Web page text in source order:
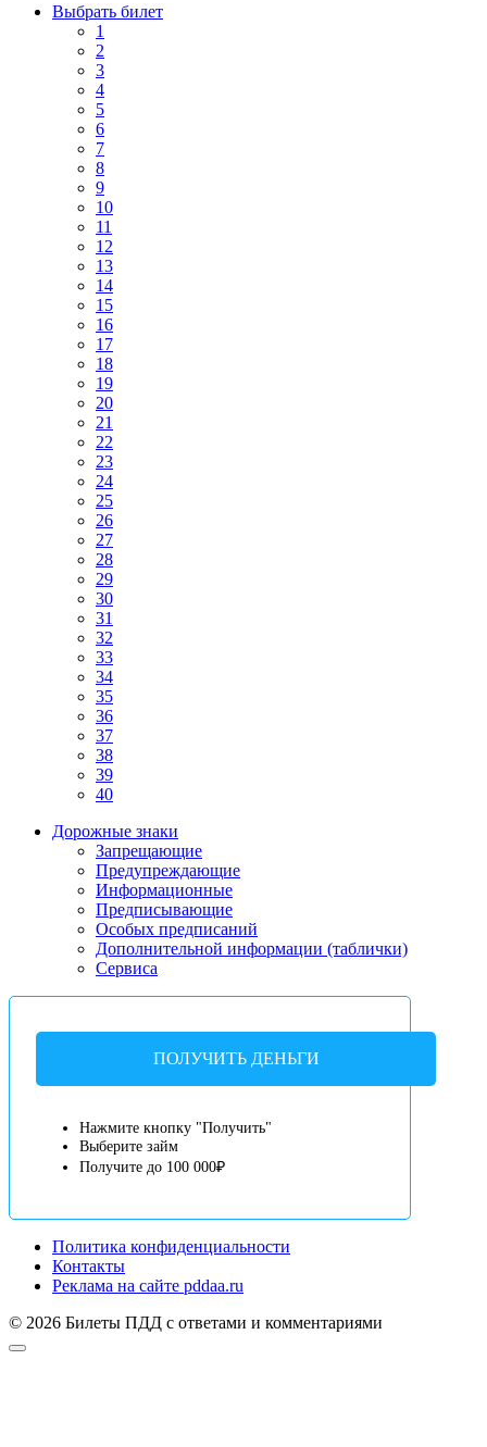
Выбрать билет
1
2
3
4
5
6
7
8
9
10
11
12
13
14
15
16
17
18
19
20
21
22
23
24
25
26
27
28
29
30
31
32
33
34
35
36
37
38
39
40
Дорожные знаки
Запрещающие
Предупреждающие
Информационные
Предписывающие
Особых предписаний
Дополнительной информации (таблички)
Сервиса
ПОЛУЧИТЬ ДЕНЬГИ
Нажмите кнопку "Получить"
Выберите займ
Получите до 100 000₽
Политика конфиденциальности
Контакты
Реклама на сайте pddaa.ru
© 2026 Билеты ПДД с ответами и комментариями